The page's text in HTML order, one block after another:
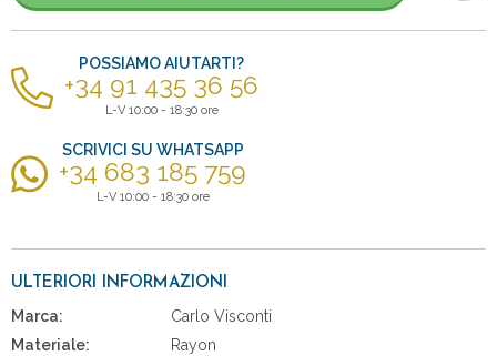
POSSIAMO AIUTARTI?
+34 91 435 36 56
L-V 10:00 - 18:30 ore
SCRIVICI SU WHATSAPP
+34 683 185 759
L-V 10:00 - 18:30 ore
ULTERIORI INFORMAZIONI
Marca:
Carlo Visconti
Materiale:
Rayon